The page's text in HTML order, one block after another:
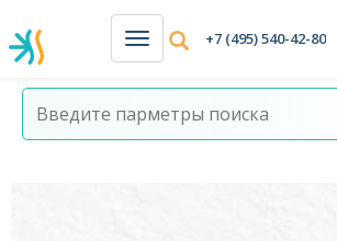
Н
а
в
и
+7 (495) 540-42-80